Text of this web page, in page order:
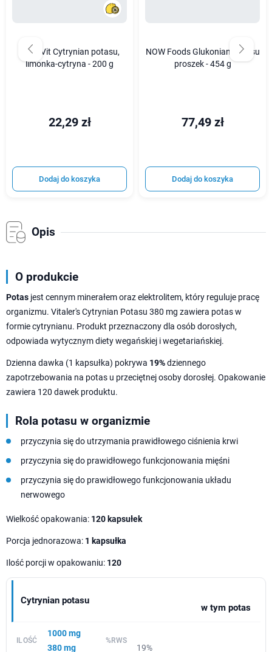
OstroVit Cytrynian potasu,
limonka-cytryna - 200 g
22,29 zł
Dodaj do koszyka
NOW Foods Glukonian Potasu
proszek - 454 g
77,49 zł
Dodaj do koszyka
Opis
O produkcie
Potas jest cennym minerałem oraz elektrolitem, który reguluje pracę
organizmu. Vitaler's Cytrynian Potasu 380 mg zawiera potas w
formie cytrynianu. Produkt przeznaczony dla osób dorosłych,
odpowiada wytycznym diety wegańskiej i wegetariańskiej.
Dzienna dawka (1 kapsułka) pokrywa 19%dziennego
zapotrzebowania na potas u przeciętnej osoby dorosłej. Opakowanie
zawiera 120 dawek produktu.
Rola potasu w organizmie
przyczynia się do utrzymania prawidłowego ciśnienia krwi
przyczynia się do prawidłowego funkcjonowania mięśni
przyczynia się do prawidłowego funkcjonowania układu
nerwowego
Wielkość opakowania: 120 kapsułek
Porcja jednorazowa: 1 kapsułka
Ilość porcji w opakowaniu: 120
Cytrynian potasu
w tym potas
1000 mg
380 mg
19%